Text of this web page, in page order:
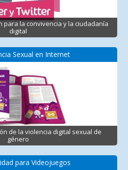
para la convivencia y la ciudadanía
digital
Sexual en Internet
de la violencia digital sexual de
género
para Videojuegos